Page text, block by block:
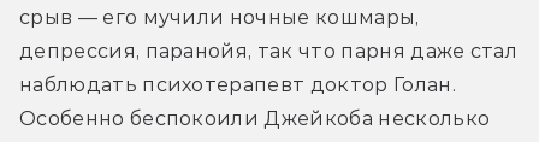
срыв — его мучили ночные кошмары,
депрессия, паранойя, так что парня даже стал
наблюдать психотерапевт доктор Голан.
Особенно беспокоили Джейкоба несколько